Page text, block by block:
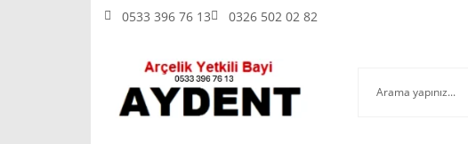
0533 396 76 13 0326 502 02 82